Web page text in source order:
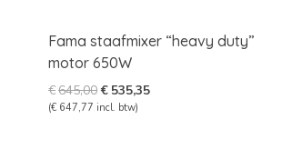
Fama staafmixer “heavy duty”
motor 650W
€645,00Oorspronkelijke
prijs
€ 535,35Huidige
(€ 647,77 incl. btw)